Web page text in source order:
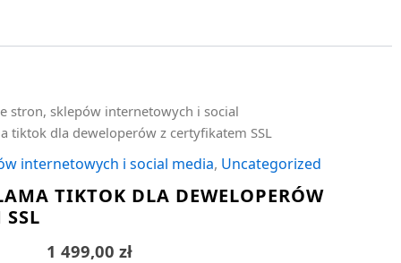
stron, sklepów internetowych i social
tiktok dla deweloperów z certyfikatem SSL
internetowych i social media, Uncategorized
TIKTOK DLA DEWELOPERÓW
SSL
1 499,00 zł